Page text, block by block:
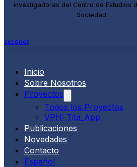
investigadoras del Centro de Estudios
Sociedad.
acceder
Inicio
Sobre Nosotros
Proyectos
Todos los Proyectos
VPH: Tita_App
Publicaciones
Novedades
Contacto
Español